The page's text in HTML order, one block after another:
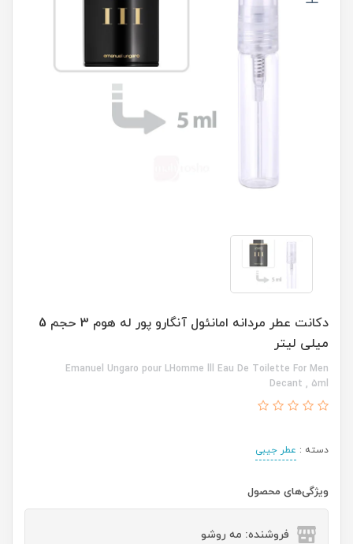
دکانت عطر مردانه امانئول آنگارو پور له هوم 3 حجم 5
میلی لیتر
Emanuel Ungaro pour LHomme lll Eau De Toilette For Men
Decant , 5ml
دسته : عطر جیبی
ویژگی‌های محصول
فروشنده: مه رو‌شو